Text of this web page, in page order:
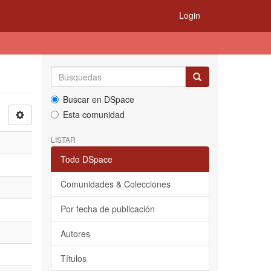
Login
Buscar en DSpace
Esta comunidad
LISTAR
Todo DSpace
Comunidades & Colecciones
Por fecha de publicación
Autores
Títulos